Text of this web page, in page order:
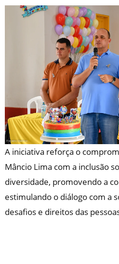
A iniciativa reforça o
Mâncio Lima com a inclusão
diversidade, promovendo a
estimulando o diálogo com a
desafios e direitos das